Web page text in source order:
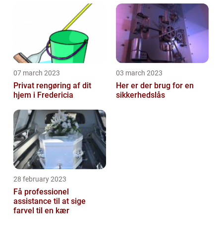
07 march 2023
Privat rengøring af dit
hjem i Fredericia
03 march 2023
Her er der brug for en
sikkerhedslås
28 february 2023
Få professionel
assistance til at sige
farvel til en kær